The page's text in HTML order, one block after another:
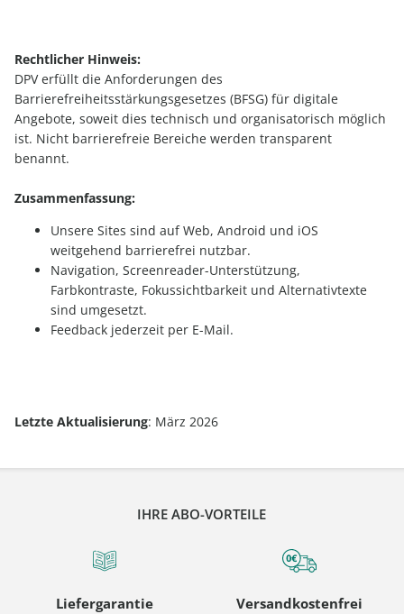
Rechtlicher Hinweis:
DPV erfüllt die Anforderungen des
Barrierefreiheitsstärkungsgesetzes (BFSG) für digitale
Angebote, soweit dies technisch und organisatorisch möglich
ist. Nicht barrierefreie Bereiche werden transparent
benannt.
Zusammenfassung:
Unsere Sites sind auf Web, Android und iOS
weitgehend barrierefrei nutzbar.
Navigation, Screenreader-Unterstützung,
Farbkontraste, Fokussichtbarkeit und Alternativtexte
sind umgesetzt.
Feedback jederzeit per E-Mail.
Letzte Aktualisierung: März 2026
IHRE ABO-VORTEILE
Liefergarantie
Versandkostenfrei